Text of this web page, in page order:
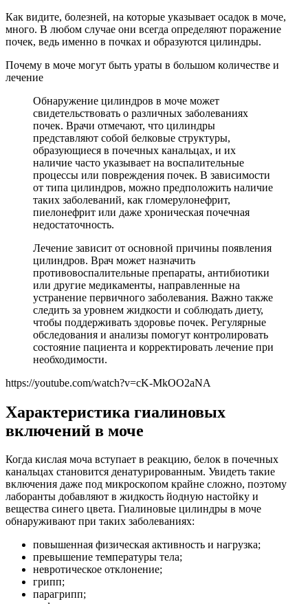
Как видите, болезней, на которые указывает осадок в моче,
много. В любом случае они всегда определяют поражение
почек, ведь именно в почках и образуются цилиндры.
Почему в моче могут быть ураты в большом количестве и
лечение
Обнаружение цилиндров в моче может
свидетельствовать о различных заболеваниях
почек. Врачи отмечают, что цилиндры
представляют собой белковые структуры,
образующиеся в почечных канальцах, и их
наличие часто указывает на воспалительные
процессы или повреждения почек. В зависимости
от типа цилиндров, можно предположить наличие
таких заболеваний, как гломерулонефрит,
пиелонефрит или даже хроническая почечная
недостаточность.
Лечение зависит от основной причины появления
цилиндров. Врач может назначить
противовоспалительные препараты, антибиотики
или другие медикаменты, направленные на
устранение первичного заболевания. Важно также
следить за уровнем жидкости и соблюдать диету,
чтобы поддерживать здоровье почек. Регулярные
обследования и анализы помогут контролировать
состояние пациента и корректировать лечение при
необходимости.
https://youtube.com/watch?v=cK-MkOO2aNA
Характеристика гиалиновых
включений в моче
Когда кислая моча вступает в реакцию, белок в почечных
канальцах становится денатурированным. Увидеть такие
включения даже под микроскопом крайне сложно, поэтому
лаборанты добавляют в жидкость йодную настойку и
вещества синего цвета. Гиалиновые цилиндры в моче
обнаруживают при таких заболеваниях:
повышенная физическая активность и нагрузка;
превышение температуры тела;
невротическое отклонение;
грипп;
парагрипп;